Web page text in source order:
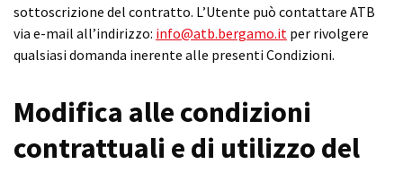
sottoscrizione del contratto. L’Utente può contattare ATB
via e-mail all’indirizzo: info@atb.bergamo.it per rivolgere
qualsiasi domanda inerente alle presenti Condizioni.
Modifica alle condizioni
contrattuali e di utilizzo del